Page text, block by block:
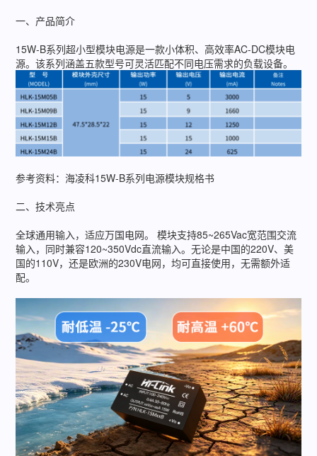
一、产品简介
15W-B系列超小型模块电源是一款小体积、高效率AC-DC模块电
源。该系列涵盖五款型号可灵活匹配不同电压需求的负载设备。
参考资料：海凌科15W-B系列电源模块规格书
二、技术亮点
全球通用输入，适应万国电网。 模块支持85~265Vac宽范围交流
输入，同时兼容120~350Vdc直流输入。无论是中国的220V、美
国的110V，还是欧洲的230V电网，均可直接使用，无需额外适
配。